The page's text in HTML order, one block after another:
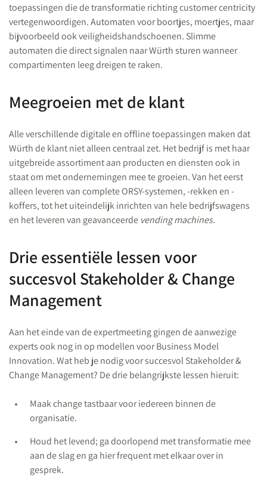
toepassingen die de transformatie richting customer centricity
vertegenwoordigen. Automaten voor boortjes, moertjes, maar
bijvoorbeeld ook veiligheidshandschoenen. Slimme
automaten die direct signalen naar Würth sturen wanneer
compartimenten leeg dreigen te raken.
Meegroeien met de klant
Alle verschillende digitale en offline toepassingen maken dat
Würth de klant niet alleen centraal zet. Het bedrijf is met haar
uitgebreide assortiment aan producten en diensten ook in
staat om met ondernemingen mee te groeien. Van het eerst
alleen leveren van complete ORSY-systemen, -rekken en -
koffers, tot het uiteindelijk inrichten van hele bedrijfswagens
en het leveren van geavanceerde vending machines.
Drie essentiële lessen voor
succesvol Stakeholder & Change
Management
Aan het einde van de expertmeeting gingen de aanwezige
experts ook nog in op modellen voor Business Model
Innovation. Wat heb je nodig voor succesvol Stakeholder &
Change Management? De drie belangrijkste lessen hieruit:
Maak change tastbaar voor iedereen binnen de
organisatie.
Houd het levend; ga doorlopend met transformatie mee
aan de slag en ga hier frequent met elkaar over in
gesprek.